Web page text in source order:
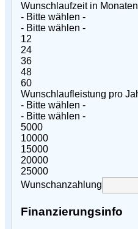
Wunschlaufzeit in Monaten
- Bitte wählen -
- Bitte wählen -
12
24
36
48
60
Wunschlaufleistung pro
- Bitte wählen -
- Bitte wählen -
5000
10000
15000
20000
25000
Wunschanzahlung
Finanzierungsinfo